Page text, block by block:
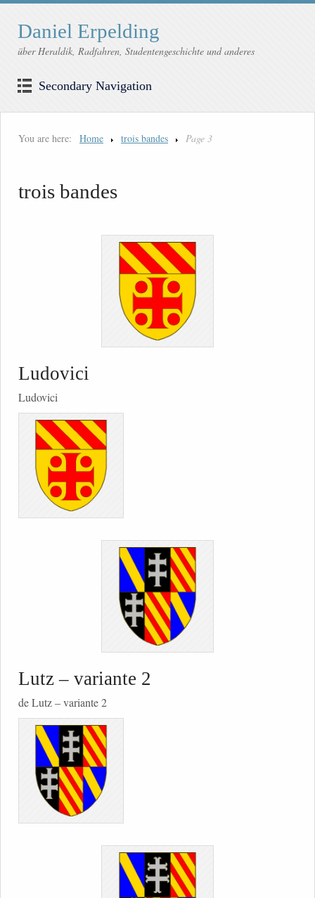
Daniel Erpelding
über Heraldik, Radfahren, Studentengeschichte und anderes
Secondary Navigation
You are here: Home trois bandes Page 3
trois bandes
Ludovici
Ludovici
Lutz – variante 2
de Lutz – variante 2